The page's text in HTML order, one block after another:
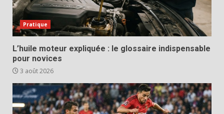
Pratique
L’huile moteur expliquée : le glossaire indispensable
pour novices
3 août 2026